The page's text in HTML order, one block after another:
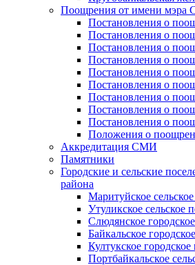
Поощрения от имени мэра
Постановления о
Постановления о
Постановления о
Постановления о
Постановления о
Постановления о
Постановления о
Постановления о
Постановления о
Положения о
Аккредитация СМИ
Памятники
Городские и сельские
района
Маритуйское
Утуликское сельское
Слюдянское
Байкальское
Култукское городское
Портбайкальское